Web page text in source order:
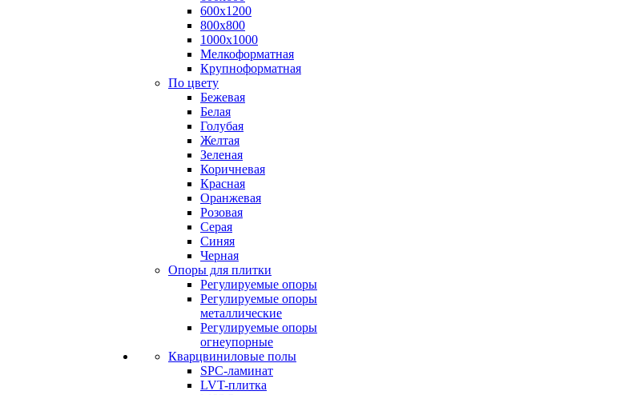
600х1200
800х800
1000х1000
Мелкоформатная
Крупноформатная
По цвету
Бежевая
Белая
Голубая
Желтая
Зеленая
Коричневая
Красная
Оранжевая
Розовая
Серая
Синяя
Черная
Опоры для плитки
Регулируемые опоры
Регулируемые опоры
металлические
Регулируемые опоры
огнеупорные
Кварцвиниловые полы
SPC-ламинат
LVT-плитка